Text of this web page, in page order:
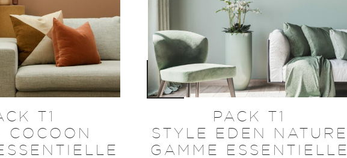
T1
COCOON
PACK T1
STYLE EDEN NATURE
GAMME ESSENTIELLE